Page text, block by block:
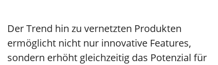
Der Trend hin zu vernetzten Produkten
ermöglicht nicht nur innovative Features,
sondern erhöht gleichzeitig das Potenzial für